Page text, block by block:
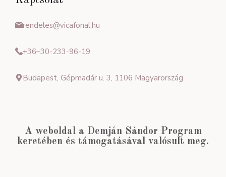
rendeles@vicafonal.hu
+36–30-233-96-19
Budapest, Gépmadár u. 3, 1106 Magyarország
A weboldal a Demján Sándor Program
keretében és támogatásával valósult meg.